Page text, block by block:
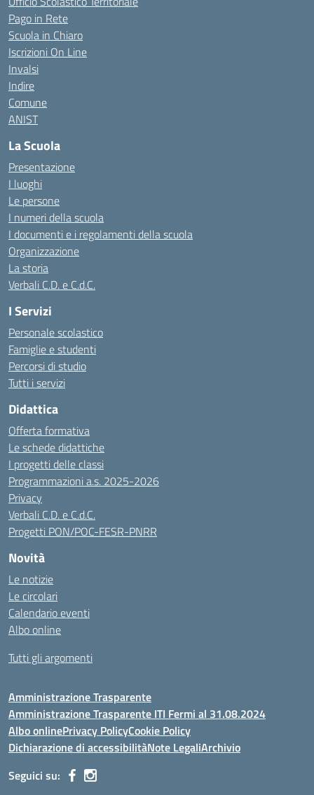
Pago in Rete
Scuola in Chiaro
Iscrizioni On Line
Invalsi
Indire
Comune
ANIST
La Scuola
Presentazione
I luoghi
Le persone
I numeri della scuola
I documenti e i regolamenti della scuola
Organizzazione
La storia
Verbali C.D. e C.d.C.
I Servizi
Personale scolastico
Famiglie e studenti
Percorsi di studio
Tutti i servizi
Didattica
Offerta formativa
Le schede didattiche
I progetti delle classi
Programmazioni a.s. 2025-2026
Privacy
Verbali C.D. e C.d.C.
Progetti PON/POC-FESR-PNRR
Novità
Le notizie
Le circolari
Calendario eventi
Albo online
Tutti gli argomenti
Amministrazione Trasparente
Amministrazione Trasparente ITI Fermi al 31.08.2024
Albo onlinePrivacy PolicyCookie Policy
Dichiarazione di accessibilitàNote LegaliArchivio
Seguici su: